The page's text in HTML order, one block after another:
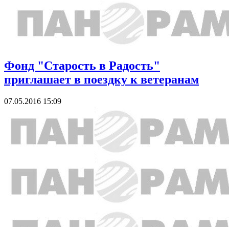
Фонд "Старость в Радость"
приглашает в поездку к ветеранам
07.05.2016 15:09